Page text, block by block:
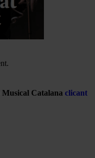
Musical Catalana clicant